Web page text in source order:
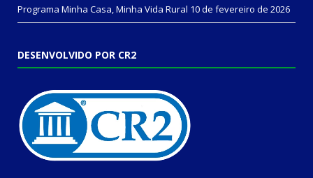
Programa Minha Casa, Minha Vida Rural 10 de fevereiro de 2026
DESENVOLVIDO POR CR2